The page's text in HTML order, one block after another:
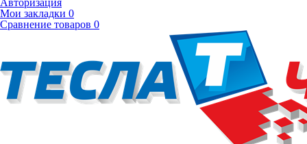
Авторизация
Мои закладки 0
Сравнение товаров 0